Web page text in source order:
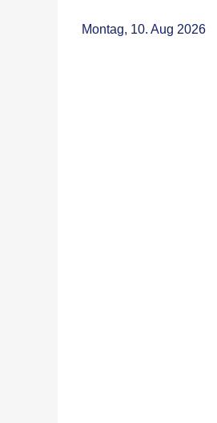
Montag, 10. Aug 2026